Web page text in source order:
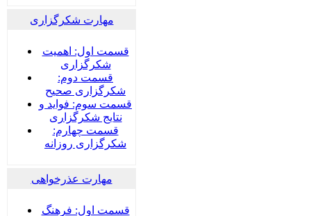
مهارت شکرگزاری
قسمت اول: اهمیت
شکرگزاری
قسمت دوم:
شکرگزاری صحیح
قسمت سوم: فواید و
نتایج شکرگزاری
قسمت چهارم:
شکرگزاری روزانه
مهارت عذرخواهی
قسمت اول: فرهنگ